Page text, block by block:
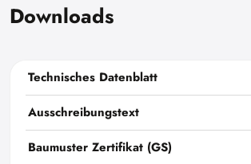
Downloads
Technisches Datenblatt
Ausschreibungstext
Baumuster Zertifikat (GS)